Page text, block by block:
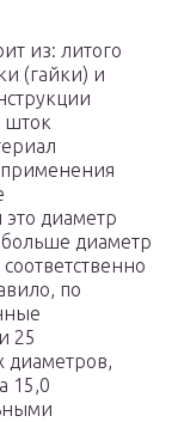
из: литого
(гайки) и
шток
применения
диаметр
диаметр
по
25
диаметров,
15,0